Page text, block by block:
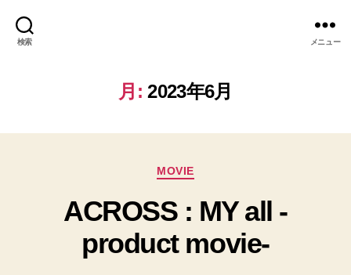
検索 メニュー
月: 2023年6月
カ
ゴ
リ
ー
MOVIE
ACROSS : MY all -
product movie-